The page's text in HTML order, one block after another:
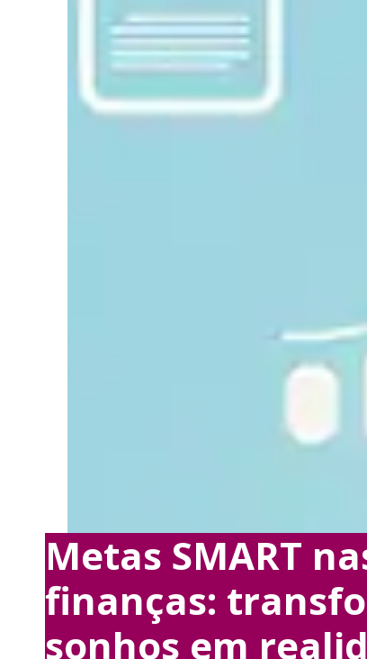
Metas SMART
finanças:
sonhos em